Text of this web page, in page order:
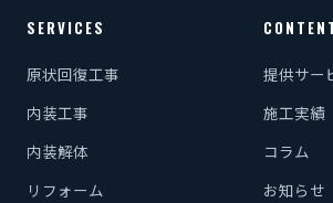
SERVICES
原状回復工事
内装工事
内装解体
リフォーム
提供サー
施工実績
コラム
お知らせ